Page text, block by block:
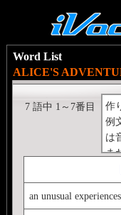
Word List
ALICE'S
作
例
は
ま
7 語中 1～7番目
an unusual experiences